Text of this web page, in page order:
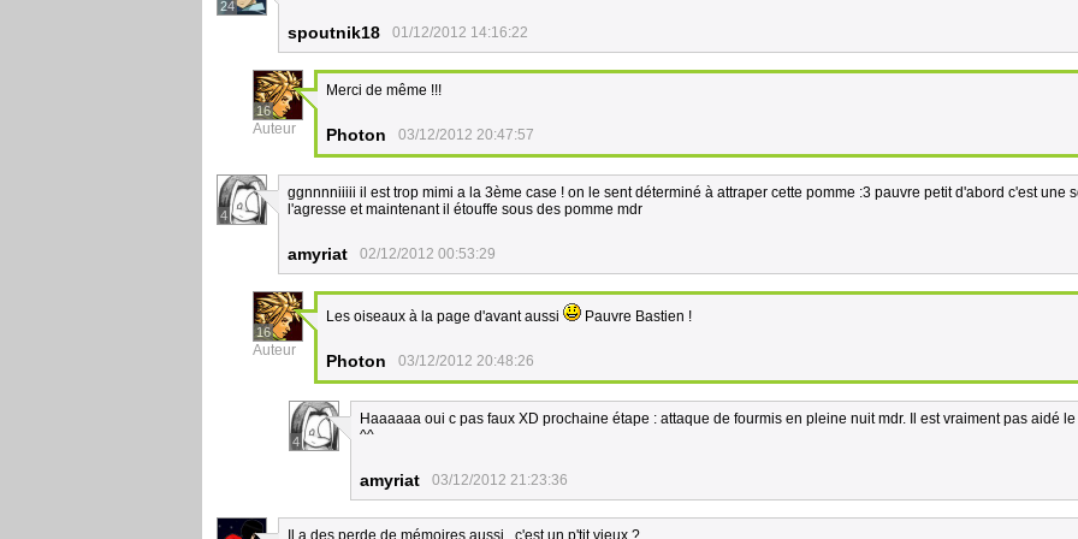
24
spoutnik18 01/12/2012 14:16:22
16
Auteur
Merci de même !!!
Photon 03/12/2012 20:47:57
4
ggnnnniiiii il est trop mimi a la 3ème case ! on le sent déterminé à attraper cette pomme :3 pauvre petit d'abord c'est une
l'agresse et maintenant il étouffe sous des pomme mdr
amyriat 02/12/2012 00:53:29
16
Auteur
Les oiseaux à la page d'avant aussi Pauvre Bastien !
Photon 03/12/2012 20:48:26
4
Haaaaaa oui c pas faux XD prochaine étape : attaque de fourmis en pleine nuit mdr. Il est vraiment pas aidé
^^
amyriat 03/12/2012 21:23:36
Il a des perde de mémoires aussi , c'est un p'tit vieux ?